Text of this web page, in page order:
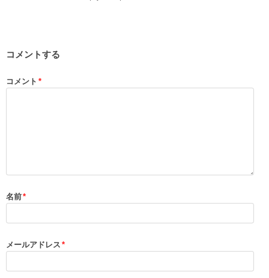
コメントする
コメント *
名前*
メールアドレス *